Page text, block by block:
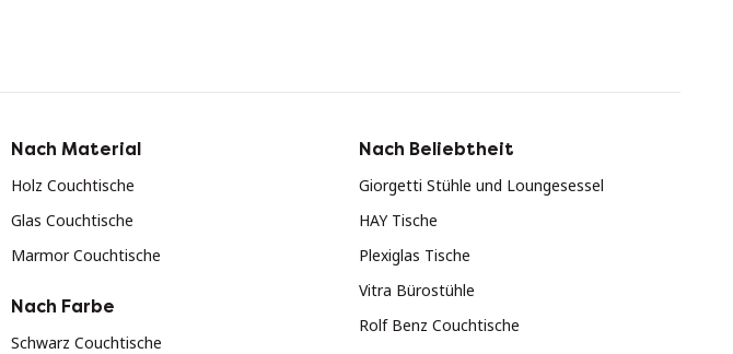
Nach Material
Holz Couchtische
Glas Couchtische
Marmor Couchtische
Nach Farbe
Schwarz Couchtische
Nach Beliebtheit
Giorgetti Stühle und Loungesessel
HAY Tische
Plexiglas Tische
Vitra Bürostühle
Rolf Benz Couchtische